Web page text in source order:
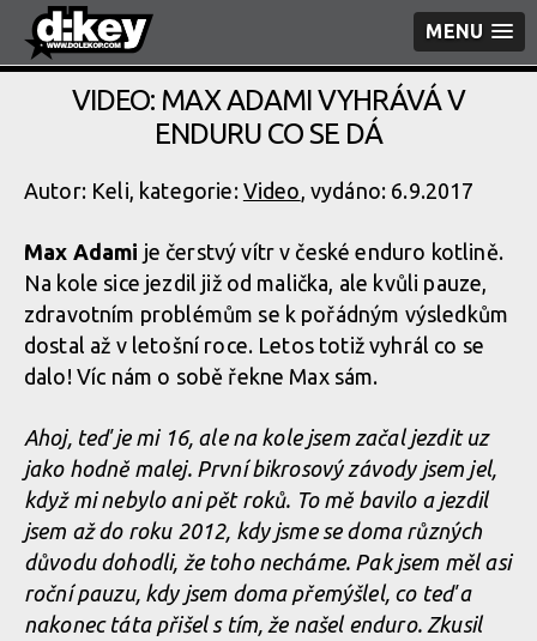
MENU
VIDEO: MAX ADAMI VYHRÁVÁ V
ENDURU CO SE DÁ
Autor: Keli, kategorie: Video, vydáno: 6.9.2017
Max Adami je čerstvý vítr v české enduro kotlině.
Na kole sice jezdil již od malička, ale kvůli pauze,
zdravotním problémům se k pořádným výsledkům
dostal až v letošní roce. Letos totiž vyhrál co se
dalo! Víc nám o sobě řekne Max sám.
Ahoj, teď je mi 16, ale na kole jsem začal jezdit uz
jako hodně malej. První bikrosový závody jsem jel,
když mi nebylo ani pět roků. To mě bavilo a jezdil
jsem až do roku 2012, kdy jsme se doma různých
důvodu dohodli, že toho necháme. Pak jsem měl asi
roční pauzu, kdy jsem doma přemýšlel, co teď a
nakonec táta přišel s tím, že našel enduro. Zkusil